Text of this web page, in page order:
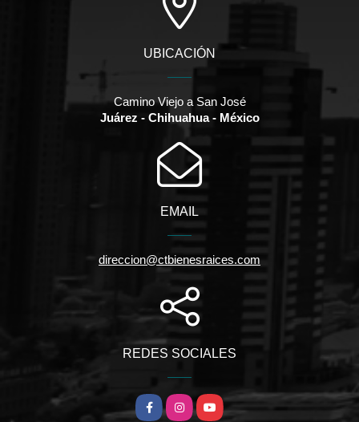
UBICACIÓN
Camino Viejo a San José
Juárez - Chihuahua - México
EMAIL
direccion@ctbienesraices.com
REDES SOCIALES
FacebookInstagramYouTube